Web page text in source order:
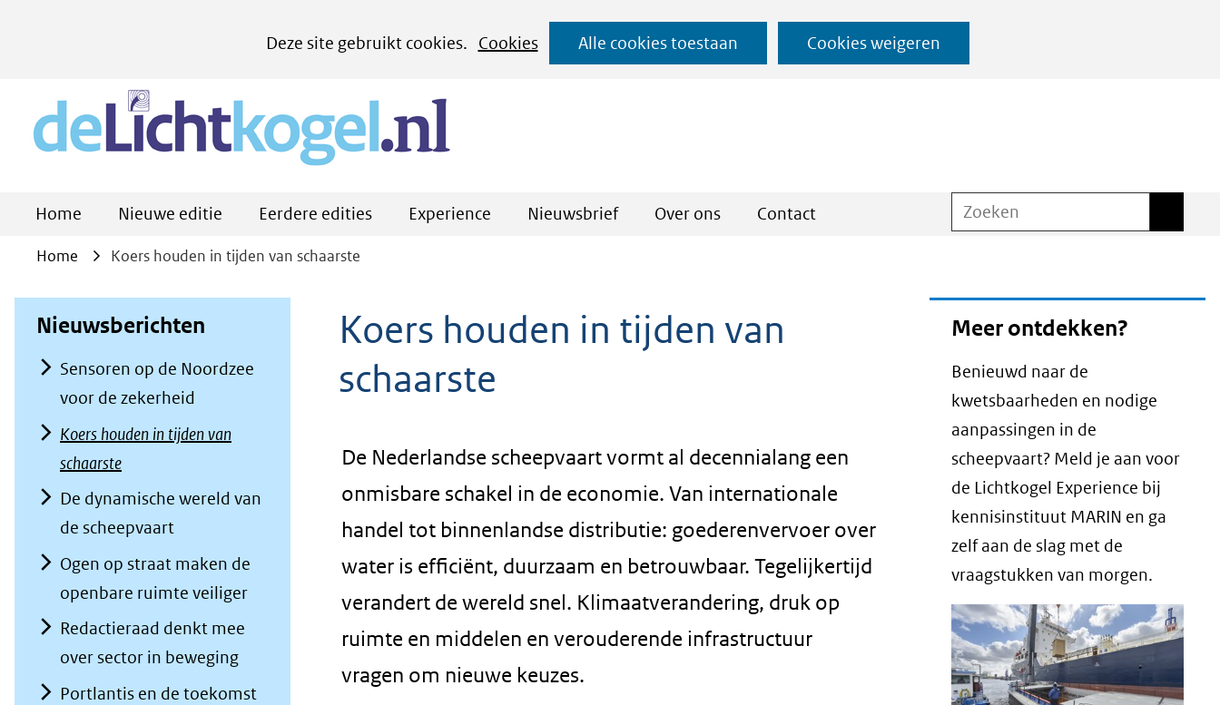
Deze site gebruikt cookies.
Cookies
cookies
worden
toegestaan
geweigerd.
Alle cookies toestaan Cookies weigeren
Ga
naar
Home Nieuwe editie Eerdere edities Experience Nieuwsbrief Over ons Contact Zoeken
Home Koers houden in tijden van schaarste
Koers houden in tijden van
schaarste
De Nederlandse scheepvaart vormt al decennialang een
onmisbare schakel in de economie. Van internationale
handel tot binnenlandse distributie: goederenvervoer over
water is efficiënt, duurzaam en betrouwbaar. Tegelijkertijd
verandert de wereld snel. Klimaatverandering, druk op
ruimte en middelen en verouderende infrastructuur
vragen om nieuwe keuzes.
Meer ontdekken?
Benieuwd naar de
kwetsbaarheden en nodige
aanpassingen in de
scheepvaart? Meld je aan voor
de Lichtkogel Experience bij
kennisinstituut MARIN en ga
zelf aan de slag met de
vraagstukken van morgen.
Nieuwsberichten
Sensoren op de Noordzee
voor de zekerheid
Koers houden in tijden van
schaarste
De dynamische wereld van
de scheepvaart
Ogen op straat maken de
openbare ruimte veiliger
Redactieraad denkt mee
over sector in beweging
Portlantis en de toekomst